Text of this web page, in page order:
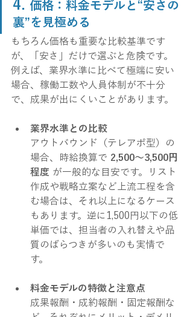
4. 価格：料金モデルと“安さの
裏”を見極める
もちろん価格も重要な比較基準です
が、「安さ」だけで選ぶと危険です。
例えば、業界水準に比べて極端に安い
場合、稼働工数や人員体制が不十分
で、成果が出にくいことがあります。
業界水準との比較
アウトバウンド（テレアポ型）の
場合、時給換算で 2,500〜3,500円
程度 が一般的な目安です。リスト
作成や戦略立案など上流工程を含
む場合は、それ以上になるケース
もあります。逆に1,500円以下の低
単価では、担当者の入れ替えや品
質のばらつきが多いのも実情で
す。
料金モデルの特徴と注意点
成果報酬・成約報酬・固定報酬な